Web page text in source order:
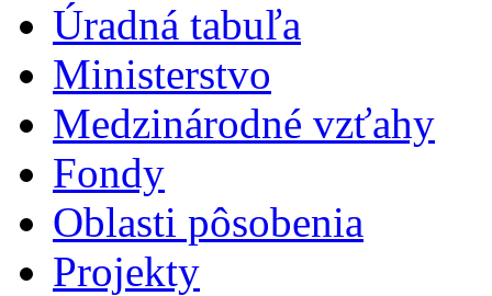
Úradná tabuľa
Ministerstvo
Medzinárodné vzťahy
Fondy
Oblasti pôsobenia
Projekty